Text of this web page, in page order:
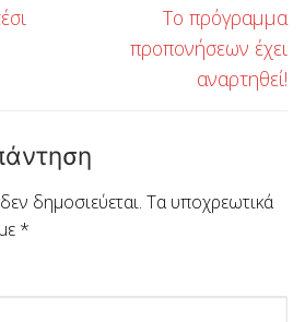
Επόμενο
άρθρο:
Το πρόγραμμα
προπονήσεων έχει
αναρτηθεί!
δημοσιεύεται. Τα υποχρεωτικά
*